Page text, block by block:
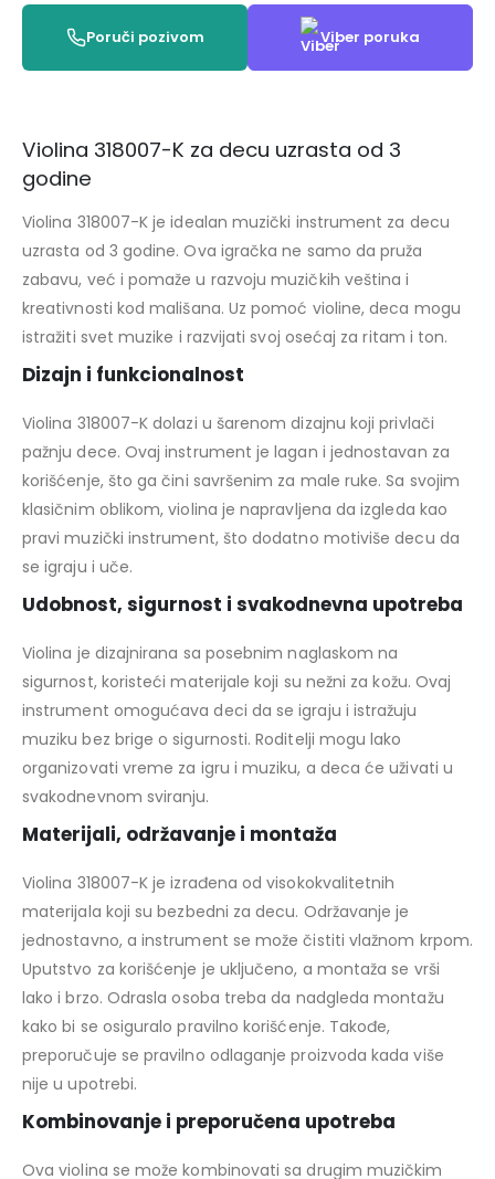
Poruči pozivom Viber poruka
Violina 318007-K za decu uzrasta od 3
godine
Violina 318007-K je idealan muzički instrument za decu
uzrasta od 3 godine. Ova igračka ne samo da pruža
zabavu, već i pomaže u razvoju muzičkih veština i
kreativnosti kod mališana. Uz pomoć violine, deca mogu
istražiti svet muzike i razvijati svoj osećaj za ritam i ton.
Dizajn i funkcionalnost
Violina 318007-K dolazi u šarenom dizajnu koji privlači
pažnju dece. Ovaj instrument je lagan i jednostavan za
korišćenje, što ga čini savršenim za male ruke. Sa svojim
klasičnim oblikom, violina je napravljena da izgleda kao
pravi muzički instrument, što dodatno motiviše decu da
se igraju i uče.
Udobnost, sigurnost i svakodnevna upotreba
Violina je dizajnirana sa posebnim naglaskom na
sigurnost, koristeći materijale koji su nežni za kožu. Ovaj
instrument omogućava deci da se igraju i istražuju
muziku bez brige o sigurnosti. Roditelji mogu lako
organizovati vreme za igru i muziku, a deca će uživati u
svakodnevnom sviranju.
Materijali, održavanje i montaža
Violina 318007-K je izrađena od visokokvalitetnih
materijala koji su bezbedni za decu. Održavanje je
jednostavno, a instrument se može čistiti vlažnom krpom.
Uputstvo za korišćenje je uključeno, a montaža se vrši
lako i brzo. Odrasla osoba treba da nadgleda montažu
kako bi se osiguralo pravilno korišćenje. Takođe,
preporučuje se pravilno odlaganje proizvoda kada više
nije u upotrebi.
Kombinovanje i preporučena upotreba
Ova violina se može kombinovati sa drugim muzičkim